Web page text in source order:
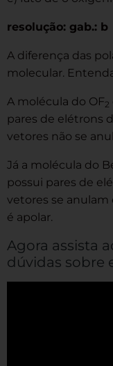
resolução: gab.: b
A diferença das
molecular.
A molécula do OF2
pares de elétrons
vetores não se
Já a molécula do
possui pares de
vetores se
é apolar.
Agora assista
dúvidas sobre